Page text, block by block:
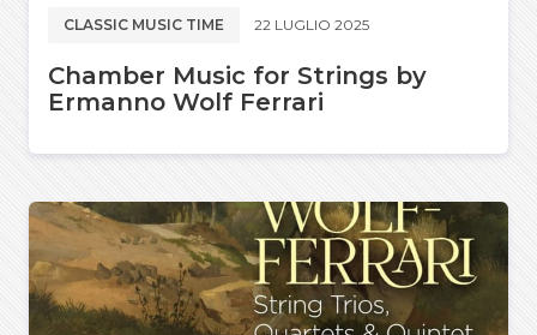
CLASSIC MUSIC TIME 22 LUGLIO 2025
Chamber Music for Strings by
Ermanno Wolf Ferrari